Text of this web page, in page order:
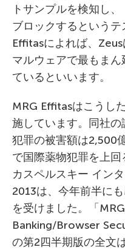
トサンプルを検知し、
ブロックするというテ
Effitasによれば、
マルウェアで最もま
ているといいます。
MRG Effitasはこうし
施しています。同社
犯罪の被害額は2,500
で国際薬物犯罪を上回
カスペルスキー イン
2013は、今年前半に
を受けました。「
Banking/Browser
の第2四半期版の全文